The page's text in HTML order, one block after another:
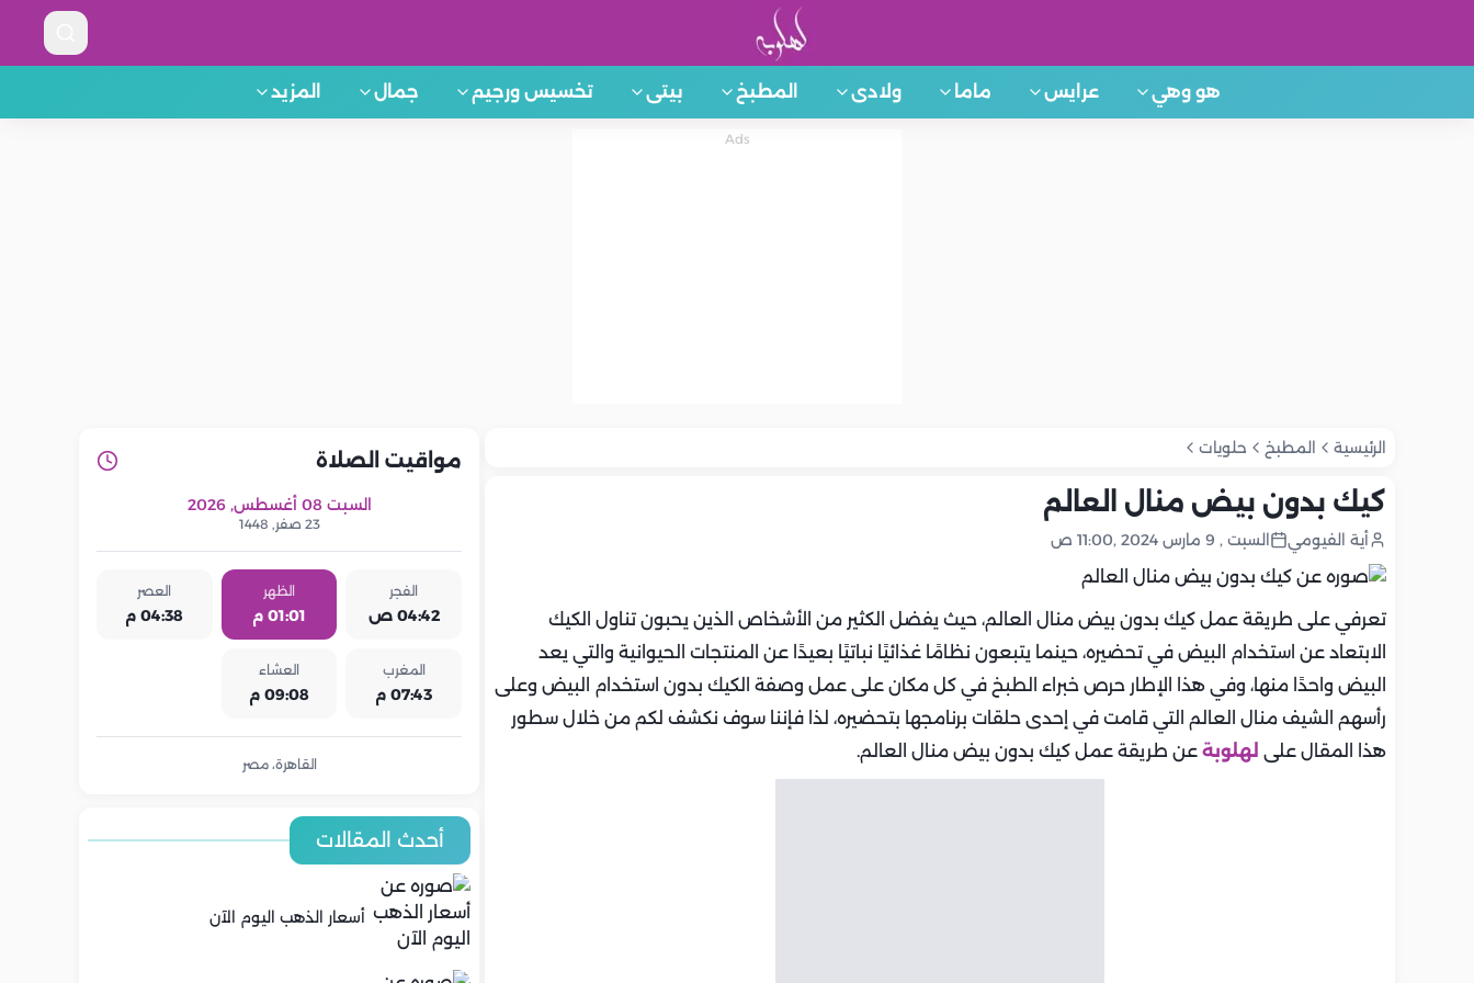
هو وهي عرايس ماما ولادى المطبخ بيتى تخسيس ورجيم جمال المزيد
الرئيسية المطبخ حلويات
كيك بدون بيض منال العالم
أية الفيومي السبت , 9 مارس 2024 ,11:00 ص
تعرفي على طريقة عمل كيك بدون بيض منال العالم، حيث يفضل الكثير من الأشخاص الذين يحبون تناول الكيك
الابتعاد عن استخدام البيض في تحضيره، حينما يتبعون نظامًا غذائيًا نباتيًا بعيدًا عن المنتجات الحيوانية والتي يعد
البيض واحدًا منها، وفي هذا الإطار حرص خبراء الطبخ في كل مكان على عمل وصفة الكيك بدون استخدام البيض وعلى
رأسهم الشيف منال العالم التي قامت في إحدى حلقات برنامجها بتحضيره، لذا فإننا سوف نكشف لكم من خلال سطور
هذا المقال على لهلوبة عن طريقة عمل كيك بدون بيض منال العالم.
مواقيت الصلاة
السبت 08 أغسطس, 2026
23 صفر, 1448
الفجر
04:42 ص
الظهر
01:01 م
العصر
04:38 م
المغرب
07:43 م
العشاء
09:08 م
القاهرة، مصر
أحدث المقالات
أسعار الذهب اليوم الآن